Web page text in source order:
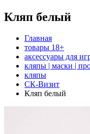
Кляп белый
Главная
товары 18+
аксессуары для
кляпы | маски |
кляпы
СК-Визит
Кляп белый